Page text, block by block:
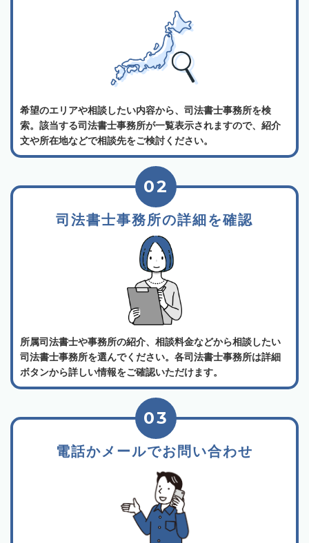
希望のエリアや相談したい内容から、司法書士事務所を検
索。該当する司法書士事務所が一覧表示されますので、紹介
文や所在地などで相談先をご検討ください。
司法書士事務所の詳細を確認
02
所属司法書士や事務所の紹介、相談料金などから相談したい
司法書士事務所を選んでください。各司法書士事務所は詳細
ボタンから詳しい情報をご確認いただけます。
電話かメールでお問い合わせ
03